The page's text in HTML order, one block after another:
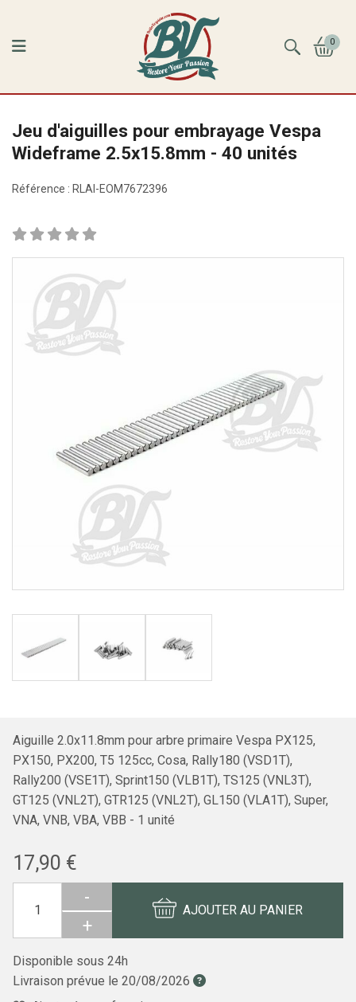
0
Jeu d'aiguilles pour embrayage Vespa
Wideframe 2.5x15.8mm - 40 unités
Référence : RLAI-EOM7672396
Aiguille 2.0x11.8mm pour arbre primaire Vespa PX125,
PX150, PX200, T5 125cc, Cosa, Rally180 (VSD1T),
Rally200 (VSE1T), Sprint150 (VLB1T), TS125 (VNL3T),
GT125 (VNL2T), GTR125 (VNL2T), GL150 (VLA1T), Super,
VNA, VNB, VBA, VBB - 1 unité
17,90 €
-
+
AJOUTER AU PANIER
Disponible sous 24h
Livraison prévue le 20/08/2026